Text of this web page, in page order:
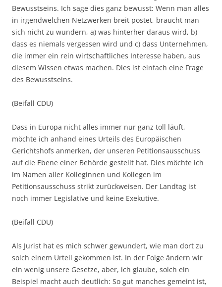
Bewusstseins. Ich sage dies ganz bewusst: Wenn man alles
in irgendwelchen Netzwerken breit postet, braucht man
sich nicht zu wundern, a) was hinterher daraus wird, b)
dass es niemals vergessen wird und c) dass Unternehmen,
die immer ein rein wirtschaftliches Interesse haben, aus
diesem Wissen etwas machen. Dies ist einfach eine Frage
des Bewusstseins.
(Beifall CDU)
Dass in Europa nicht alles immer nur ganz toll läuft,
möchte ich anhand eines Urteils des Europäischen
Gerichtshofs anmerken, der unseren Petitionsausschuss
auf die Ebene einer Behörde gestellt hat. Dies möchte ich
im Namen aller Kolleginnen und Kollegen im
Petitionsausschuss strikt zurückweisen. Der Landtag ist
noch immer Legislative und keine Exekutive.
(Beifall CDU)
Als Jurist hat es mich schwer gewundert, wie man dort zu
solch einem Urteil gekommen ist. In der Folge ändern wir
ein wenig unsere Gesetze, aber, ich glaube, solch ein
Beispiel macht auch deutlich: So gut manches gemeint ist,